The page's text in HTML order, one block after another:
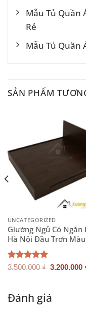
Mẫu Tủ Quần
Rẻ
Mẫu Tủ Quần
SẢN PHẨM
UNCATEGORIZED
Giường Ngủ Có Ngăn
Hà Nội Đầu Trơn
Được xếp
3.500.000₫ Giá
3.200.000
₫.
Đánh giá